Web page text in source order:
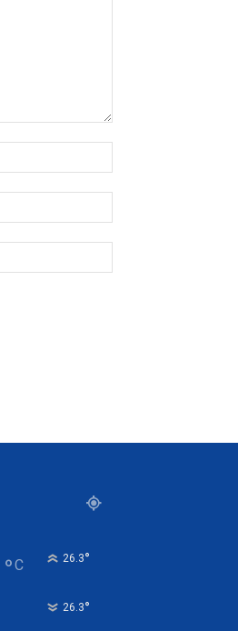
°C 26.3°
26.3°